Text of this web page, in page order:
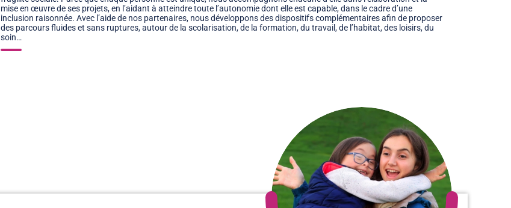
mise en œuvre de ses projets, en l’aidant à atteindre toute l’autonomie dont elle est capable, dans le cadre d’une
inclusion raisonnée. Avec l’aide de nos partenaires, nous développons des dispositifs complémentaires afin de proposer
des parcours fluides et sans ruptures, autour de la scolarisation, de la formation, du travail, de l’habitat, des loisirs, du
soin…